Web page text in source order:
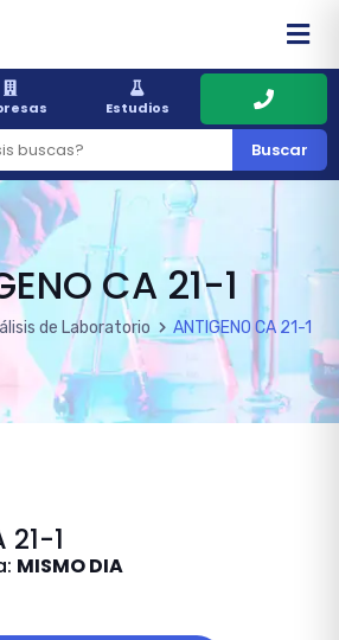
Estudios
Buscar
CA 21-1
de Laboratorio ANTIGENO CA 21-1
21-1
MISMO DIA